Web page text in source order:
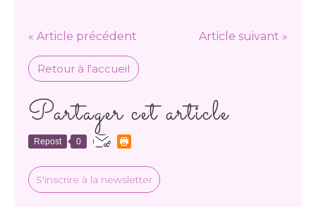
« Article précédent Article suivant »
Retour à l'accueil
Partager cet article
Repost 0
S'inscrire à la newsletter